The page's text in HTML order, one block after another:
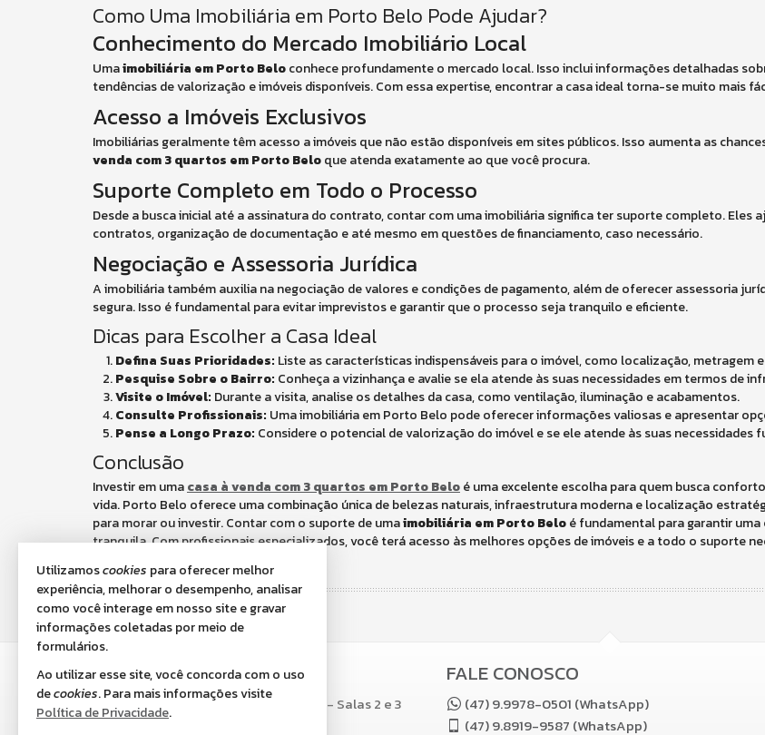
Como Uma Imobiliária em Porto Belo Pode Ajudar?
Conhecimento do Mercado Imobiliário Local
Umaimobiliária em Porto Beloconhece profundamente o mercado local. Isso inclui informações detalhadas
tendências de valorização e imóveis disponíveis. Com essa expertise, encontrar a casa ideal torna-se muito mais
Acesso a Imóveis Exclusivos
Imobiliárias geralmente têm acesso a imóveis que não estão disponíveis em sites públicos. Isso aumenta as
venda com 3 quartos em Porto Beloque atenda exatamente ao que você procura.
Suporte Completo em Todo o Processo
Desde a busca inicial até a assinatura do contrato, contar com uma imobiliária significa ter suporte completo. Eles
contratos, organização de documentação e até mesmo em questões de financiamento, caso necessário.
Negociação e Assessoria Jurídica
A imobiliária também auxilia na negociação de valores e condições de pagamento, além de oferecer assessoria
segura. Isso é fundamental para evitar imprevistos e garantir que o processo seja tranquilo e eficiente.
Dicas para Escolher a Casa Ideal
Defina Suas Prioridades: Liste as características indispensáveis para o imóvel, como localização, metragem
Pesquise Sobre o Bairro: Conheça a vizinhança e avalie se ela atende às suas necessidades em termos de
Visite o Imóvel: Durante a visita, analise os detalhes da casa, como ventilação, iluminação e acabamentos.
Consulte Profissionais: Uma imobiliária em Porto Belo pode oferecer informações valiosas e apresentar
Pense a Longo Prazo: Considere o potencial de valorização do imóvel e se ele atende às suas necessidades
Conclusão
Investir em umacasa à venda com 3 quartos em Porto Beloé uma excelente escolha para quem busca
vida. Porto Belo oferece uma combinação única de belezas naturais, infraestrutura moderna e localização
para morar ou investir. Contar com o suporte de umaimobiliária em Porto Beloé fundamental para garantir
tranquila. Com profissionais especializados, você terá acesso às melhores opções de imóveis e a todo o suporte
VOWE IMÓVEIS
Av. Senador Atílio Fontana, nº 633 - Salas 2 e 3
Centro - 88210-000
FALE CONOSCO
(47) 9.9978-0501 (WhatsApp)
(47)9.8919-9587 (WhatsApp)
Utilizamoscookies para oferecer melhor
experiência, melhorar o desempenho, analisar
como você interage em nosso site e gravar
informações coletadas por meio de
formulários.
Ao utilizar esse site, você concorda com o uso
decookies. Para mais informações visite
Política de Privacidade.